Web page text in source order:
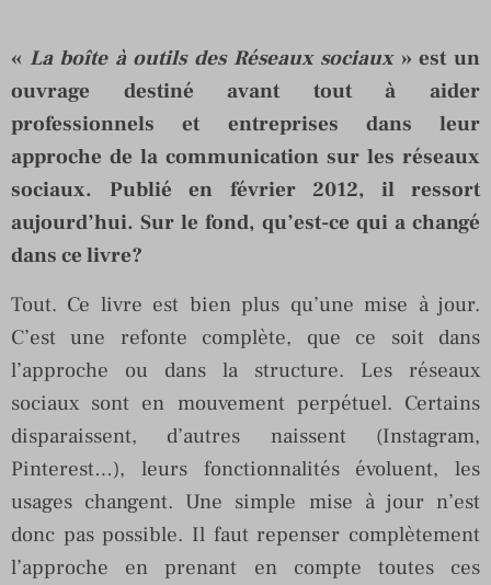
« La boîte à outils des Réseaux sociaux» est un
ouvrage destiné avant tout à aider
professionnels et entreprises dans leur
approche de la communication sur les réseaux
sociaux. Publié en février 2012, il ressort
aujourd’hui. Sur le fond, qu’est-ce qui a changé
dans ce livre?
Tout. Ce livre est bien plus qu’une mise à jour.
C’est une refonte complète, que ce soit dans
l’approche ou dans la structure. Les réseaux
sociaux sont en mouvement perpétuel. Certains
disparaissent, d’autres naissent (Instagram,
Pinterest…), leurs fonctionnalités évoluent, les
usages changent. Une simple mise à jour n’est
donc pas possible. Il faut repenser complètement
l’approche en prenant en compte toutes ces